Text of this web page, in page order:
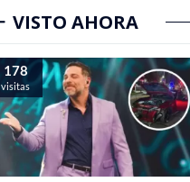
VISTO AHORA
178
visitas